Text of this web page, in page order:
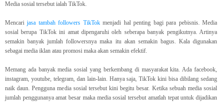
Media sosial tersebut ialah TikTok.
Mencarijasa tambah followers TikTokmenjadi hal penting bagi para pebisnis. Media
sosial berupa TikTok ini amat dipengaruhi oleh seberapa banyak pengikutnya. Artinya
semakin banyak jumlah followersnya maka itu akan semakin bagus. Kala digunakan
sebagai media iklan atau promosi maka akan semakin efektif.
Memang ada banyak media sosial yang berkembang di masyarakat kita. Ada facebook,
instagram, youtube, telegram, dan lain-lain. Hanya saja, TikTok kini bisa dibilang sedang
naik daun. Pengguna media sosial tersebut kini begitu besar. Ketika sebuah media sosial
jumlah penggunanya amat besar maka media sosial tersebut amatlah tepat untuk dijadikan